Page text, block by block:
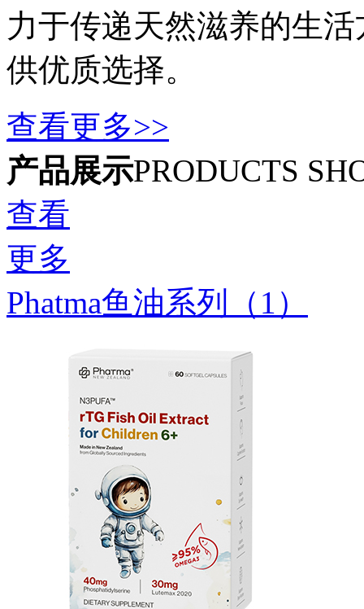
力于传递天然滋养的生
供优质选择。
查看更多>>
产品展示PRODUCTS
查看
更多
Phatma鱼油系列（1）